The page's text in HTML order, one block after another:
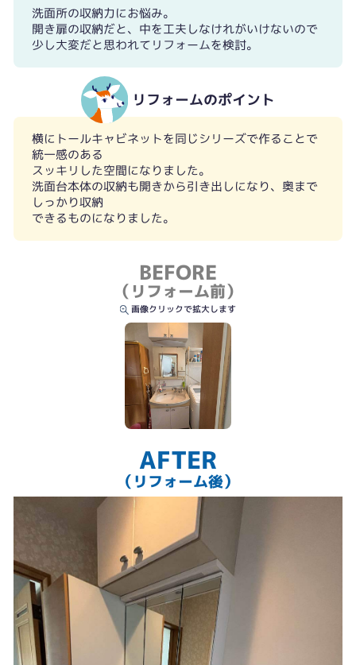
洗面所の収納力にお悩み。
開き扉の収納だと、中を工夫しなけれがいけないので
少し大変だと思われてリフォームを検討。
リフォームのポイント
横にトールキャビネットを同じシリーズで作ることで
統一感のある
スッキリした空間になりました。
洗面台本体の収納も開きから引き出しになり、奥まで
しっかり収納
できるものになりました。
BEFORE
（リフォーム前）
画像クリックで拡大します
AFTER
（リフォーム後）